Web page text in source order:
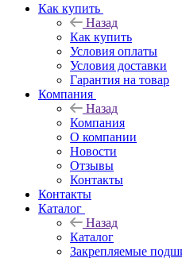
Как купить
Назад
Как купить
Условия оплаты
Условия доставки
Гарантия на товар
Компания
Назад
Компания
О компании
Новости
Отзывы
Контакты
Контакты
Каталог
Назад
Каталог
Закрепляемые